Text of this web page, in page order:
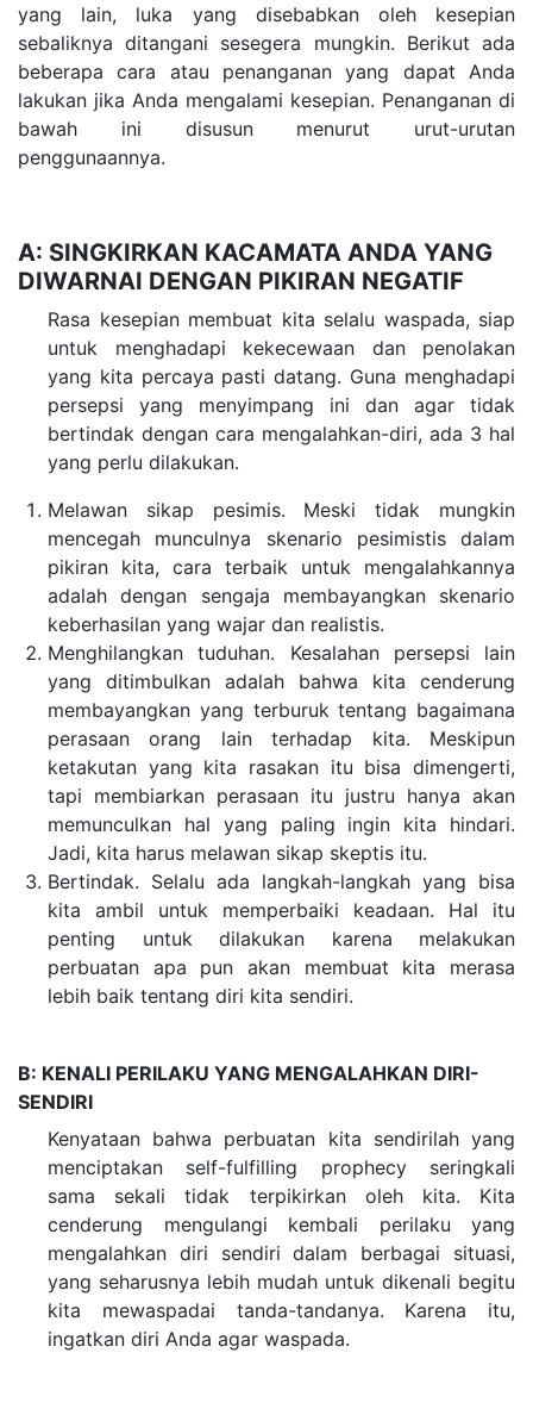
yang lain, luka yang disebabkan oleh kesepian
sebaliknya ditangani sesegera mungkin. Berikut ada
beberapa cara atau penanganan yang dapat Anda
lakukan jika Anda mengalami kesepian. Penanganan di
bawah ini disusun menurut urut-urutan
penggunaannya.
A: SINGKIRKAN KACAMATA ANDA YANG
DIWARNAI DENGAN PIKIRAN NEGATIF
Rasa kesepian membuat kita selalu waspada, siap
untuk menghadapi kekecewaan dan penolakan
yang kita percaya pasti datang. Guna menghadapi
persepsi yang menyimpang ini dan agar tidak
bertindak dengan cara mengalahkan-diri, ada 3 hal
yang perlu dilakukan.
Melawan sikap pesimis. Meski tidak mungkin
mencegah munculnya skenario pesimistis dalam
pikiran kita, cara terbaik untuk mengalahkannya
adalah dengan sengaja membayangkan skenario
keberhasilan yang wajar dan realistis.
Menghilangkan tuduhan. Kesalahan persepsi lain
yang ditimbulkan adalah bahwa kita cenderung
membayangkan yang terburuk tentang bagaimana
perasaan orang lain terhadap kita. Meskipun
ketakutan yang kita rasakan itu bisa dimengerti,
tapi membiarkan perasaan itu justru hanya akan
memunculkan hal yang paling ingin kita hindari.
Jadi, kita harus melawan sikap skeptis itu.
Bertindak. Selalu ada langkah-langkah yang bisa
kita ambil untuk memperbaiki keadaan. Hal itu
penting untuk dilakukan karena melakukan
perbuatan apa pun akan membuat kita merasa
lebih baik tentang diri kita sendiri.
B: KENALI PERILAKU YANG MENGALAHKAN DIRI-
SENDIRI
Kenyataan bahwa perbuatan kita sendirilah yang
menciptakan self-fulfilling prophecy seringkali
sama sekali tidak terpikirkan oleh kita. Kita
cenderung mengulangi kembali perilaku yang
mengalahkan diri sendiri dalam berbagai situasi,
yang seharusnya lebih mudah untuk dikenali begitu
kita mewaspadai tanda-tandanya. Karena itu,
ingatkan diri Anda agar waspada.